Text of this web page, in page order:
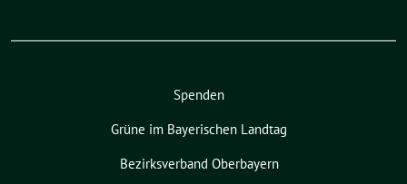
Spenden
Grüne im Bayerischen Landtag
Bezirksverband Oberbayern